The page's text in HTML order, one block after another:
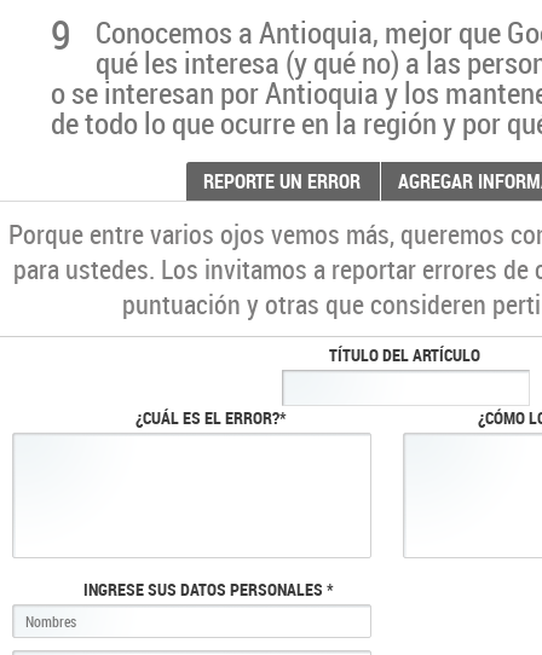
9 Conocemos a Antioquia, mejor que
qué les interesa (y qué no) a las
o se interesan por Antioquia y los
de todo lo que ocurre en la región y por
REPORTE UN ERROR AGREGAR
Porque entre varios ojos vemos más, queremos
para ustedes. Los invitamos a reportar errores
puntuación y otras que consideren
TÍTULO DEL ARTÍCULO
¿CUÁL ES EL ERROR?* ¿CÓMO
INGRESE SUS DATOS PERSONALES *